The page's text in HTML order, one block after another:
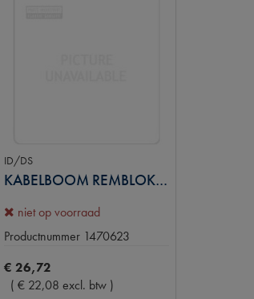
ID/DS
KABELBOOM REMBLOKSLIJT. INDIC.
niet op voorraad
Productnummer 1470623
€ 26,72
( € 22,08 excl. btw )